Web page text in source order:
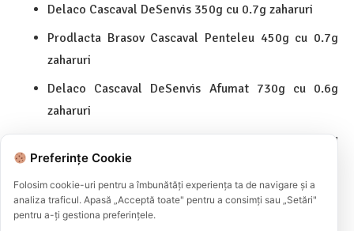
Delaco Cascaval DeSenvis 350g cu 0.7g zaharuri
Prodlacta Brasov Cascaval Penteleu 450g cu 0.7g
zaharuri
Delaco Cascaval DeSenvis Afumat 730g cu 0.6g
zaharuri
Five Continents Cascaval de Capra Feliat 150g cu
0.5g zaharuri
Carrefour Cascaval din lapte de vaca 400g cu 0.5g
zaharuri
Preferințe Cookie
Folosim cookie-uri pentru a îmbunătăți experiența ta de navigare și a
analiza traficul. Apasă „Acceptă toate" pentru a consimți sau „Setări"
pentru a-ți gestiona preferințele.